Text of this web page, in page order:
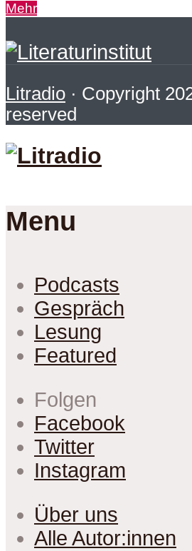
Mehr
Litradio · Copyright
reserved
Menu
Podcasts
Gespräch
Lesung
Featured
Folgen
Facebook
Twitter
Instagram
Über uns
Alle Autor:innen